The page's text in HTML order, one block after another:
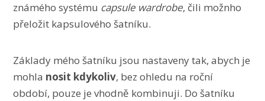
známého systému capsule wardrobe, čili možnho
přeložit kapsulového šatníku.
Základy mého šatníku jsou nastaveny tak, abych je
mohla nosit kdykoliv, bez ohledu na roční
období, pouze je vhodně kombinuji. Do šatníku